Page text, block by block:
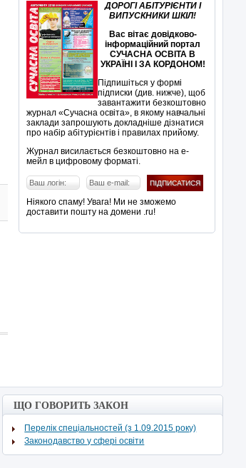
ДОРОГІ АБІТУРІЄНТИ І
ВИПУСКНИКИ ШКІЛ!
Вас вітає довідково-
інформаційний портал
СУЧАСНА ОСВІТА В
УКРАЇНІ І ЗА КОРДОНОМ!
Підпишіться у формі
підписки (див. нижче), щоб
завантажити безкоштовно
журнал «Сучасна освіта», в якому навчальні
заклади запрошують докладніше дізнатися
про набір абітурієнтів і правилах прийому.
Журнал висилається безкоштовно на е-
мейл в цифровому форматі.
Ніякого спаму! Увага! Ми не зможемо
доставити пошту на домени .ru!
ЩО ГОВОРИТЬ ЗАКОН
Перелік спеціальностей (з 1.09.2015 року)
Законодавство у сфері освіти